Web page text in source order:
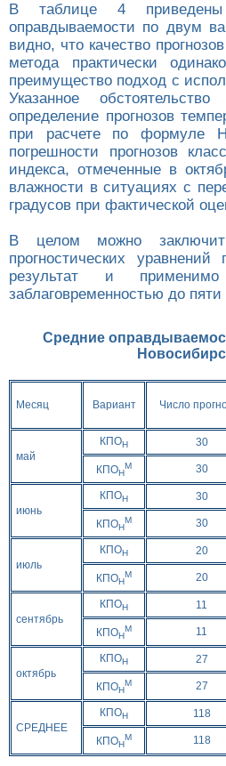
В таблице 4
оправдываемости по двум
видно, что качество
метода практически
преимущество подход с
Указанное
определение прогнозов
при расчете по формуле
погрешности прогнозов
индекса, отмеченные в
влажности в ситуациях с
градусов при фактической
В целом можно
прогностических
результат и
заблаговременностью до пяти
Средние
Месяц Вариант Число
май
КПОН 30
КПОН
М 30
июнь
КПОН 30
КПОН
М 30
июль
КПОН 20
КПОН
М 20
сентябрь
КПОН 11
КПОН
М 11
октябрь
КПОН 27
КПОН
М 27
СРЕДНЕЕ
КПОН 118
КПОН
М 118